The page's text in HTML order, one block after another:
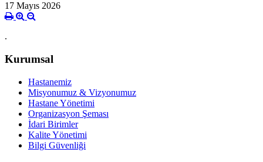
17 Mayıs 2026
.
Kurumsal
Hastanemiz
Misyonumuz & Vizyonumuz
Hastane Yönetimi
Organizasyon Şeması
İdari Birimler
Kalite Yönetimi
Bilgi Güvenliği